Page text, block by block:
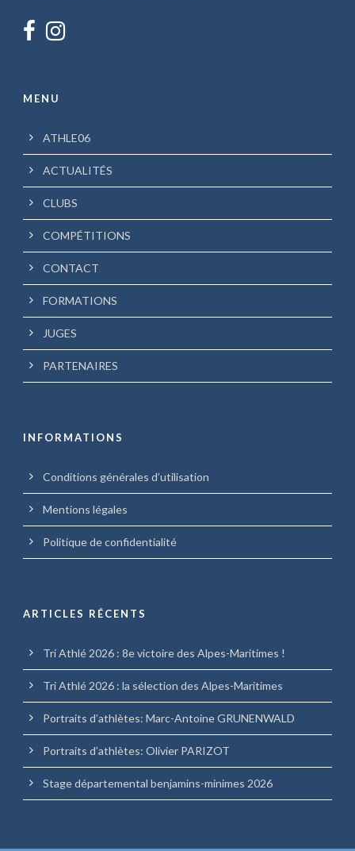
MENU
ATHLE06
ACTUALITÉS
CLUBS
COMPÉTITIONS
CONTACT
FORMATIONS
JUGES
PARTENAIRES
INFORMATIONS
Conditions générales d’utilisation
Mentions légales
Politique de confidentialité
ARTICLES RÉCENTS
Tri Athlé 2026 : 8e victoire des Alpes-Maritimes !
Tri Athlé 2026 : la sélection des Alpes-Maritimes
Portraits d’athlètes: Marc-Antoine GRUNENWALD
Portraits d’athlètes: Olivier PARIZOT
Stage départemental benjamins-minimes 2026